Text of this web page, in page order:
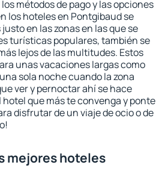
métodos de pago y las opciones
los hoteles en Pontgibaud se
en las zonas en las que se
turísticas populares, también se
lejos de las multitudes. Estos
unas vacaciones largas como
sola noche cuando la zona
ver y pernoctar ahí se hace
hotel que más te convenga y ponte
disfrutar de un viaje de ocio o de
mejores hoteles